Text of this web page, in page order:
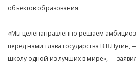
объектов образования.
«Мы целенаправленно решаем
перед нами глава государства В.В.Путин,
школу одной из лучших в мире», —